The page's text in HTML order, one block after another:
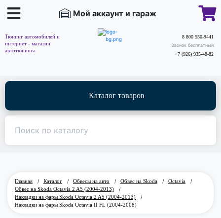
Мой аккаунт и гараж
Тюнинг автомобилей и
интернет - магазин
автотюнинга
8 800 550-9441
Звонок бесплатный
+7 (926) 935-48-82
Каталог товаров
Главная / Каталог / Обвесы на авто / Обвес на Skoda / Octavia
/
Обвес на Skoda Octavia 2 A5 (2004-2013)
/
Накладки на фары Skoda Octavia 2 A5 (2004-2013)
/
Накладки на фары Skoda Octavia II FL (2004-2008)